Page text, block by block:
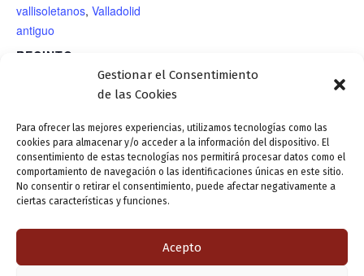
Gestionar el Consentimiento
de las Cookies
Para ofrecer las mejores experiencias, utilizamos tecnologías como las
cookies para almacenar y/o acceder a la información del dispositivo. El
consentimiento de estas tecnologías nos permitirá procesar datos como el
comportamiento de navegación o las identificaciones únicas en este sitio.
No consentir o retirar el consentimiento, puede afectar negativamente a
ciertas características y funciones.
Acepto
vallisoletanos, Valladolid
antiguo
RECINTO
Sala Cossío / Casa Revilla
Presentación editorial: «Nacho
Álvarez, médico y amigo».
Coordinadores: Jesús Quijano, Julio
Exposición: «28 haikus
ilustrados». Ilustraciones:
Sonsoles Yáñez. Textos: